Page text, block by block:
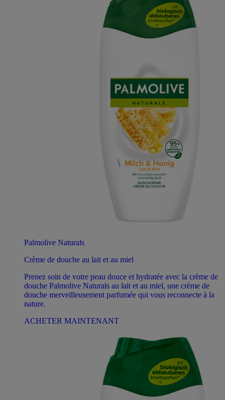
Palmolive Naturals
Crème de douche au lait et au miel
Prenez soin de votre peau douce et hydratée avec la crème de
douche Palmolive Naturals au lait et au miel, une crème de
douche merveilleusement parfumée qui vous reconnecte à la
nature.
ACHETER MAINTENANT